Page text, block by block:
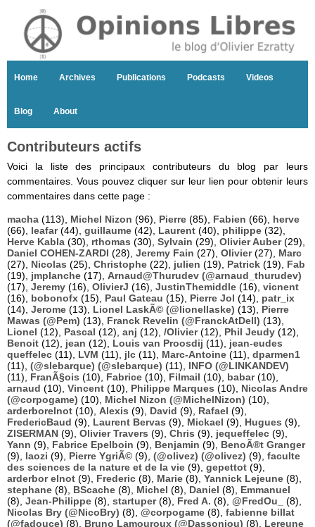
Home Archives Publications Podcasts Videos
Blog About
Contributeurs actifs
Voici la liste des principaux contributeurs du blog par leurs
commentaires. Vous pouvez cliquer sur leur lien pour obtenir leurs
commentaires dans cette page :
macha (113), Michel Nizon (96), Pierre (85), Fabien (66), herve
(66), leafar(44), guillaume (42), Laurent (40), philippe (32),
Herve Kabla (30), rthomas (30), Sylvain (29), Olivier Auber(29),
Daniel COHEN-ZARDI (28), Jeremy Fain (27), Olivier(27), Marc
(27), Nicolas (25), Christophe (22), julien (19), Patrick (19), Fab
(19), jmplanche (17), Arnaud@Thurudev (@arnaud_thurudev)
(17), Jeremy (16), OlivierJ (16), JustinThemiddle (16), vicnent
(16), bobonofx (15), Paul Gateau (15), Pierre Jol (14), patr_ix
(14), Jerome (13), Lionel LaskÃ© (@lionellaske) (13), Pierre
Mawas (@Pem) (13), Franck Revelin (@FranckAtDell) (13),
Lionel (12), Pascal (12), anj (12), /Olivier(12), Phil Jeudy (12),
Benoit (12), jean (12), Louis van Proosdij (11), jean-eudes
queffelec (11), LVM (11), jlc (11), Marc-Antoine (11), dparmen1
(11), (@slebarque) (@slebarque) (11), INFO (@LINKANDEV)
(11), FranÃ§ois (10), Fabrice (10), Filmail (10), babar(10),
arnaud (10), Vincent (10), Philippe Marques (10), Nicolas Andre
(@corpogame) (10), Michel Nizon (@MichelNizon) (10),
arderborelnot (10), Alexis (9), David (9), Rafael (9),
FredericBaud (9), Laurent Bervas (9), Mickael (9), Hugues (9),
ZISERMAN (9), Olivier Travers (9), Chris (9), jequeffelec (9),
Yann (9), Fabrice Epelboin (9), Benjamin (9), BenoÃ®t Granger
(9), laozi (9), Pierre YgriÃ© (9), (@olivez) (@olivez) (9), faculte
des sciences de la nature et de la vie (9), gepettot (9),
arderbor elnot (9), Frederic (8), Marie (8), Yannick Lejeune (8),
stephane (8), BScache (8), Michel (8), Daniel (8), Emmanuel
(8), Jean-Philippe (8), startuper(8), Fred A. (8), @FredOu_
(8),
Nicolas Bry (@NicoBry) (8), @corpogame (8), fabienne billat
(@fadouce) (8), Bruno Lamouroux (@Dassoniou) (8), Lereune